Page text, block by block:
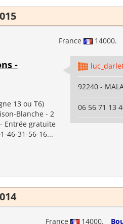
France 14000.
-
13 ou T6)
Blanche - 2
Entrée gratuite
46-31-56-16...
92240 -
06 56 71 13
France 14000.